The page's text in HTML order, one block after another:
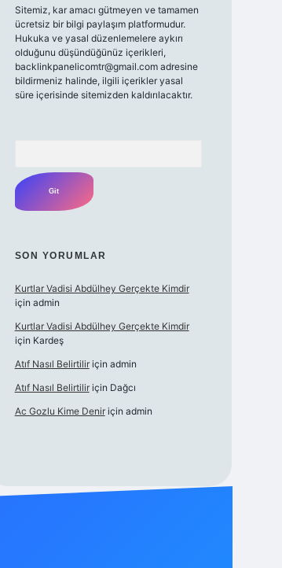
Sitemiz, kar amacı gütmeyen ve tamamen
ücretsiz bir bilgi paylaşım platformudur.
Hukuka ve yasal düzenlemelere aykırı
olduğunu düşündüğünüz içerikleri,
backlinkpanelicomtr@gmail.comadresine
bildirmeniz halinde, ilgili içerikler yasal
süre içerisinde sitemizden kaldırılacaktır.
SON YORUMLAR
Kurtlar Vadisi Abdülhey Gerçekte Kimdir
için admin
Kurtlar Vadisi Abdülhey Gerçekte Kimdir
için Kardeş
Atıf Nasıl Belirtiliriçin admin
Atıf Nasıl Belirtiliriçin Dağcı
Ac Gozlu Kime Deniriçin admin